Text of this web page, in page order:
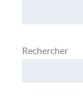
Rechercher